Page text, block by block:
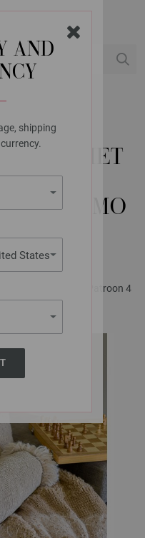
AND
shipping
States
MET
COSMO
(NL) | Patroon 4